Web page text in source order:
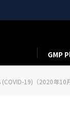
GMP
19)（2020年10